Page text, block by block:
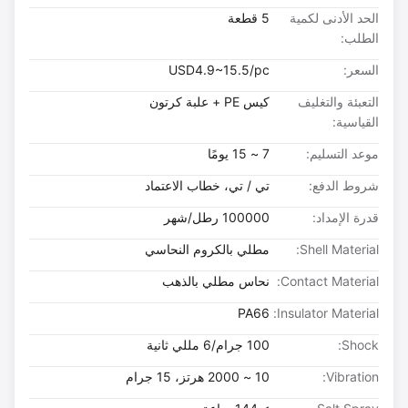
الحد الأدنى لكمية
الطلب:
5 قطعة
السعر: USD4.9~15.5/pc
التعبئة والتغليف
القياسية:
كيس PE + علبة كرتون
موعد التسليم:
شروط الدفع: تي / تي، خطاب الاعتماد
قدرة الإمداد: 100000 رطل/شهر
Shell Material: مطلي بالكروم النحاسي
Contact Material: نحاس مطلي بالذهب
Insulator Material:
PA66
Shock:
Vibration: